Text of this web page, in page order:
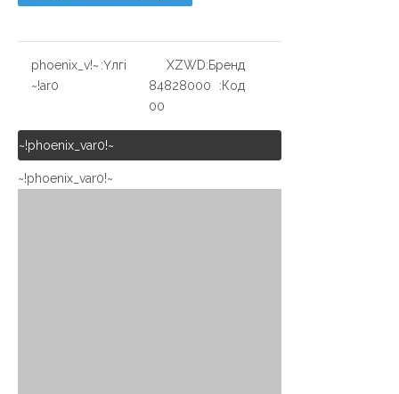
Үлгі:
~!phoenix_v
ar0!~
Бренд:
XZWD
Код:
84828000
00
~!phoenix_var0!~
~!phoenix_var0!~